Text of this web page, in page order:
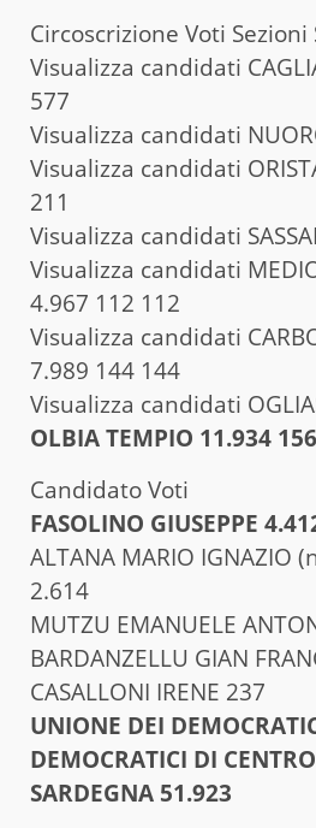
Circoscrizione Voti Sezioni
Visualizza candidati
577
Visualizza candidati
Visualizza candidati
211
Visualizza candidati
Visualizza candidati
4.967 112 112
Visualizza candidati
7.989 144 144
Visualizza candidati
OLBIA TEMPIO 11.934
Candidato Voti
FASOLINO GIUSEPPE
ALTANA MARIO IGNAZIO
2.614
MUTZU EMANUELE
BARDANZELLU GIAN
CASALLONI IRENE 237
UNIONE DEI
DEMOCRATICI DI
SARDEGNA 51.923